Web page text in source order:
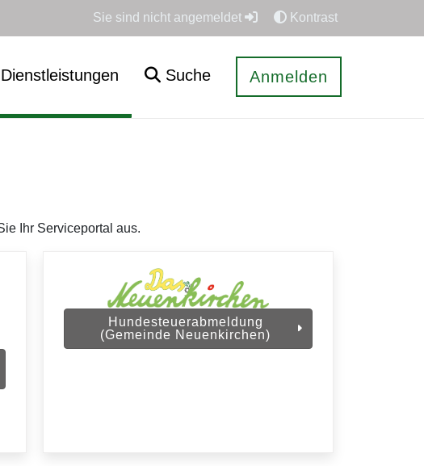
Sie sind nicht angemeldet Kontrast
Dienstleistungen Suche Anmelden
Ihr Serviceportal aus.
Hundesteuerabmeldung
(Gemeinde Neuenkirchen)